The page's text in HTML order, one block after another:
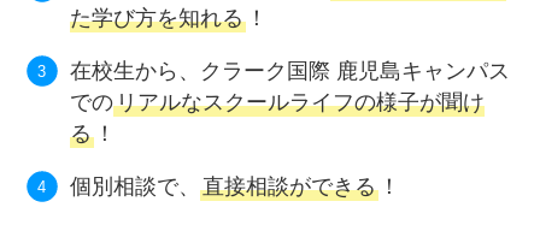
た学び方を知れる ！
在校生から、クラーク国際 鹿児島キャンパス
でのリアルなスクールライフの様子が聞け
る ！
個別相談で、直接相談ができる ！